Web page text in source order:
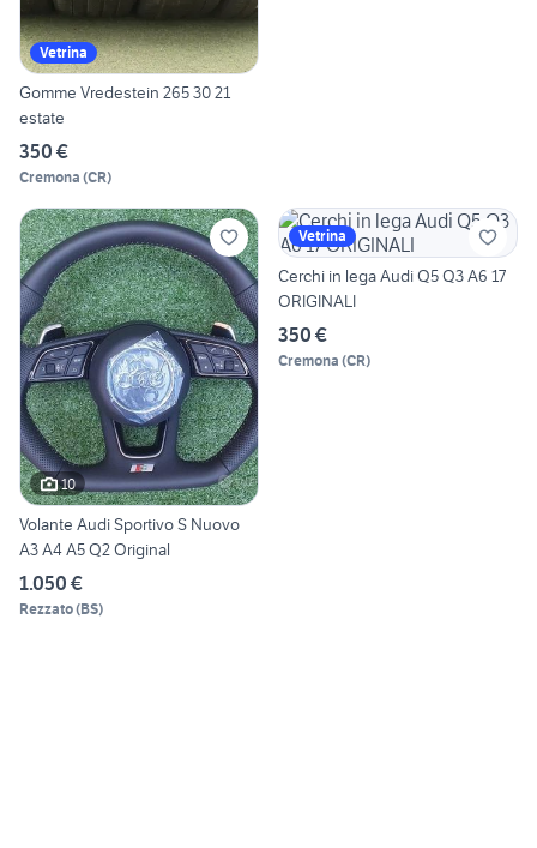
Vetrina
Gomme Vredestein 265 30 21
estate
350 €
Cremona (CR)
10
Volante Audi Sportivo S Nuovo
A3 A4 A5 Q2 Original
1.050 €
Rezzato(BS)
Vetrina
Cerchi in lega Audi Q5 Q3 A6 17
ORIGINALI
350 €
Cremona (CR)